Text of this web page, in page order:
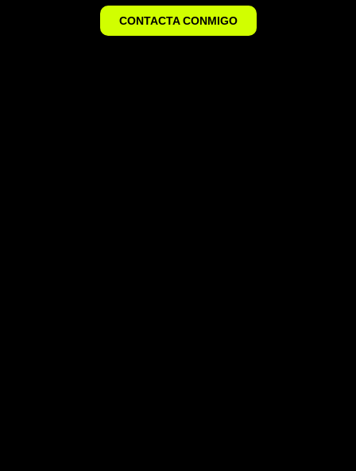
CONTACTA CONMIGO